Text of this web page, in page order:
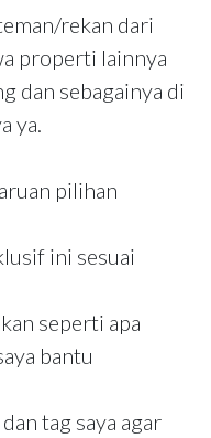
rekan dari
properti lainnya
dan sebagainya di
ya.
pilihan
ini sesuai
seperti apa
bantu
tag saya agar